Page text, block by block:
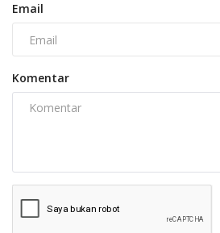
Email
Komentar